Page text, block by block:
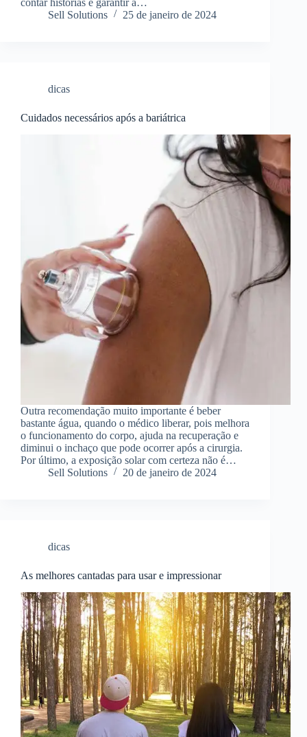
contar histórias e garantir a…
Sell Solutions
25 de janeiro de 2024
dicas
Cuidados necessários após a bariátrica
Outra recomendação muito importante é beber
bastante água, quando o médico liberar, pois melhora
o funcionamento do corpo, ajuda na recuperação e
diminui o inchaço que pode ocorrer após a cirurgia.
Por último, a exposição solar com certeza não é…
Sell Solutions
20 de janeiro de 2024
dicas
As melhores cantadas para usar e impressionar